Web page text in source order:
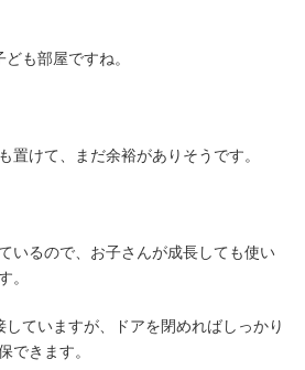
も部屋ですね。
置けて、まだ余裕がありそうです。
いるので、お子さんが成長しても使い
。
ていますが、ドアを閉めればしっかり
できます。